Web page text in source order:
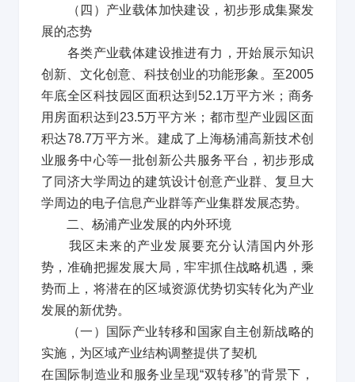
（四）产业载体加快建设，初步形成集聚发
展的态势
各类产业载体建设推进有力，开始展示知识
创新、文化创意、科技创业的功能形象。至2005
年底全区科技园区面积达到 52.1万平方米；商务
用房面积达到 23.5万平方米；都市型产业园区面
积达78.7万平方米。建成了上海杨浦高新技术创
业服务中心等一批创新公共服务平台，初步形成
了同济大学周边的建筑设计创意产业群、复旦大
学周边的电子信息产业群等产业集群发展态势。
二、杨浦产业发展的内外环境
我区未来的产业发展要充分认清国内外形
势，准确把握发展大局，牢牢抓住战略机遇，乘
势而上，将潜在的区域资源优势切实转化为产业
发展的新优势。
（一）国际产业转移和国家自主创新战略的
实施，为区域产业结构调整提供了契机
在国际制造业和服务业呈现“双转移”的背景下，